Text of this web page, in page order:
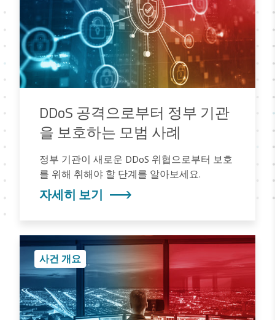
DDoS 공격으로부터 정부 기관
을 보호하는 모범 사례
정부 기관이 새로운 DDoS 위협으로부터 보호
를 위해 취해야 할 단계를 알아보세요.
자세히 보기
사건 개요